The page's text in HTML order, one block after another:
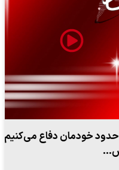
می‌کنیم، اما به‌دنبال